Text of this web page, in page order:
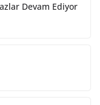
Devam Ediyor